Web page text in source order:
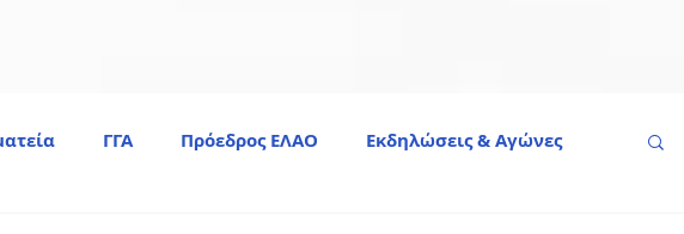
ΓΓΑ Πρόεδρος ΕΛΑΟ Εκδηλώσεις & Aγώνες